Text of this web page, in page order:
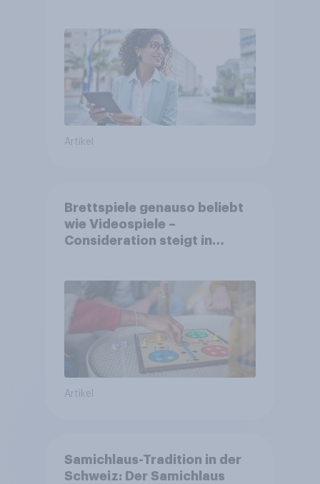
Artikel
Brettspiele genauso beliebt
wie Videospiele –
Consideration steigt in
Artikel
Samichlaus-Tradition in der
Schweiz: Der Samichlaus